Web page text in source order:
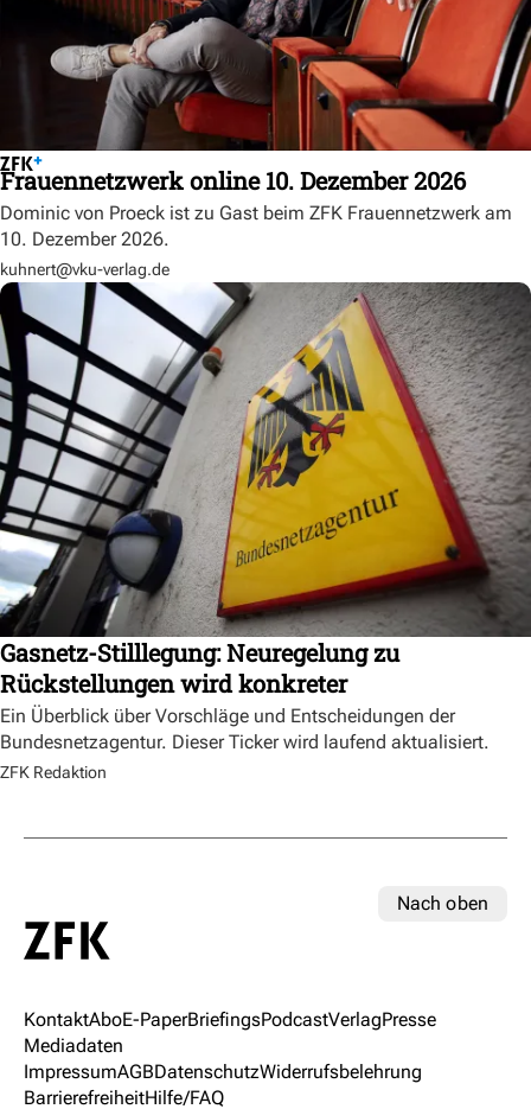
Frauennetzwerk online 10. Dezember 2026
Dominic von Proeck ist zu Gast beim ZFK Frauennetzwerk am
10. Dezember 2026.
kuhnert@vku-verlag.de
Gasnetz-Stilllegung: Neuregelung zu
Rückstellungen wird konkreter
Ein Überblick über Vorschläge und Entscheidungen der
Bundesnetzagentur. Dieser Ticker wird laufend aktualisiert.
ZFK Redaktion
Nach oben
KontaktAboE-PaperBriefingsPodcastVerlagPresse
Mediadaten
ImpressumAGBDatenschutzWiderrufsbelehrung
BarrierefreiheitHilfe/FAQ